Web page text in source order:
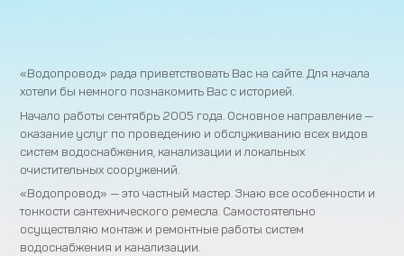
«Водопровод» рада приветствовать Вас на сайте. Для начала
хотели бы немного познакомить Вас с историей.
Начало работы сентябрь 2005 года. Основное направление —
оказание услуг по проведению и обслуживанию всех видов
систем водоснабжения, канализации и локальных
очистительных сооружений.
«Водопровод» — это частный мастер. Знаю все особенности и
тонкости сантехнического ремесла. Самостоятельно
осуществляю монтаж и ремонтные работы систем
водоснабжения и канализации.